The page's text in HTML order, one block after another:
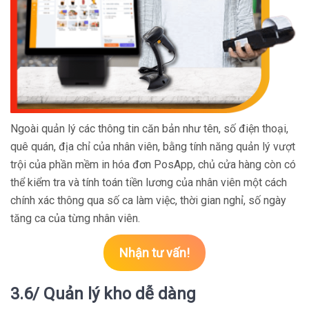
Ngoài quản lý các thông tin căn bản như tên, số điện thoại,
quê quán, địa chỉ của nhân viên, bằng tính năng quản lý vượt
trội của phần mềm in hóa đơn PosApp, chủ cửa hàng còn có
thể kiểm tra và tính toán tiền lương của nhân viên một cách
chính xác thông qua số ca làm việc, thời gian nghỉ, số ngày
tăng ca của từng nhân viên.
Nhận tư vấn!
3.6/ Quản lý kho dễ dàng